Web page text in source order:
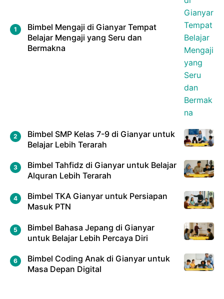
Bimbel Mengaji di Gianyar Tempat
Belajar Mengaji yang Seru dan
Bermakna
Bimbel SMP Kelas 7-9 di Gianyar untuk
Belajar Lebih Terarah
Bimbel Tahfidz di Gianyar untuk Belajar
Alquran Lebih Terarah
Bimbel TKA Gianyar untuk Persiapan
Masuk PTN
Bimbel Bahasa Jepang di Gianyar
untuk Belajar Lebih Percaya Diri
Bimbel Coding Anak di Gianyar untuk
Masa Depan Digital